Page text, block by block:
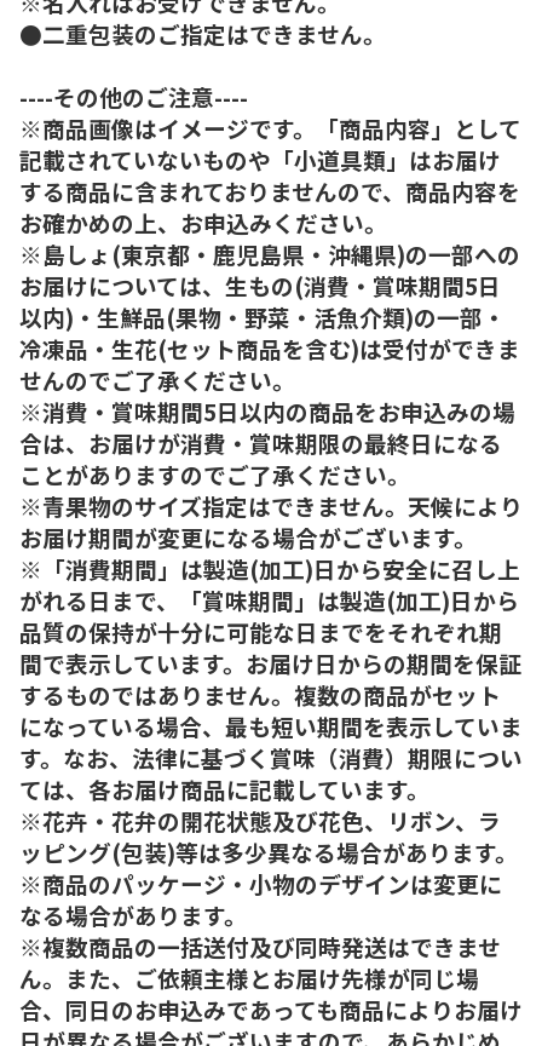
●二重包装のご指定はできません。
----その他のご注意----
※商品画像はイメージです。「商品内容」として
記載されていないものや「小道具類」はお届け
する商品に含まれておりませんので、商品内容を
お確かめの上、お申込みください。
※島しょ(東京都・鹿児島県・沖縄県)の一部への
お届けについては、生もの(消費・賞味期間5日
以内)・生鮮品(果物・野菜・活魚介類)の一部・
冷凍品・生花(セット商品を含む)は受付ができま
せんのでご了承ください。
※消費・賞味期間5日以内の商品をお申込みの場
合は、お届けが消費・賞味期限の最終日になる
ことがありますのでご了承ください。
※青果物のサイズ指定はできません。天候により
お届け期間が変更になる場合がございます。
※「消費期間」は製造(加工)日から安全に召し上
がれる日まで、「賞味期間」は製造(加工)日から
品質の保持が十分に可能な日までをそれぞれ期
間で表示しています。お届け日からの期間を保証
するものではありません。複数の商品がセット
になっている場合、最も短い期間を表示していま
す。なお、法律に基づく賞味（消費）期限につい
ては、各お届け商品に記載しています。
※花卉・花弁の開花状態及び花色、リボン、ラ
ッピング(包装)等は多少異なる場合があります。
※商品のパッケージ・小物のデザインは変更に
なる場合があります。
※複数商品の一括送付及び同時発送はできませ
ん。また、ご依頼主様とお届け先様が同じ場
合、同日のお申込みであっても商品によりお届け